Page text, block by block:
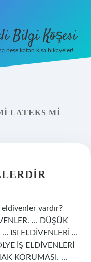
Bilgi Köşesi
neşe katan kısa hikayeler!
LATEKS MI
vardır?
… DÜŞÜK
… ISI ELDİVENLERİ …
İŞ ELDİVENLERİ
KORUMASI. …